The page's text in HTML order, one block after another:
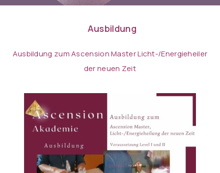
Ausbildung
Ausbildung zum Ascension MasterLicht-/Energieheiler
der neuen Zeit